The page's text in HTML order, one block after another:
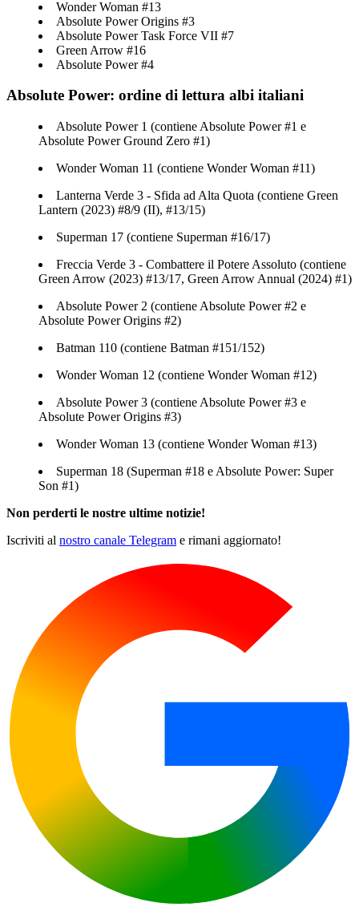
Wonder Woman #13
Absolute Power Origins #3
Absolute Power Task Force VII #7
Green Arrow #16
Absolute Power #4
Absolute Power: ordine di lettura albi italiani
Absolute Power 1 (contiene Absolute Power #1 e
Absolute Power Ground Zero #1)
Wonder Woman 11 (contiene Wonder Woman #11)
Lanterna Verde 3 - Sfida ad Alta Quota (contiene Green
Lantern (2023) #8/9 (II), #13/15)
Superman 17 (contiene Superman #16/17)
Freccia Verde 3 - Combattere il Potere Assoluto (contiene
Green Arrow (2023) #13/17, Green Arrow Annual (2024) #1)
Absolute Power 2 (contiene Absolute Power #2 e
Absolute Power Origins #2)
Batman 110 (contiene Batman #151/152)
Wonder Woman 12 (contiene Wonder Woman #12)
Absolute Power 3 (contiene Absolute Power #3 e
Absolute Power Origins #3)
Wonder Woman 13 (contiene Wonder Woman #13)
Superman 18 (Superman #18 e Absolute Power: Super
Son #1)
Non perderti le nostre ultime notizie!
Iscriviti al nostro canale Telegram e rimani aggiornato!